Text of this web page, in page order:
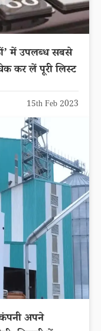
में उपलब्ध सबसे
कर लें पूरी लिस्ट
15th Feb 2023
अपने